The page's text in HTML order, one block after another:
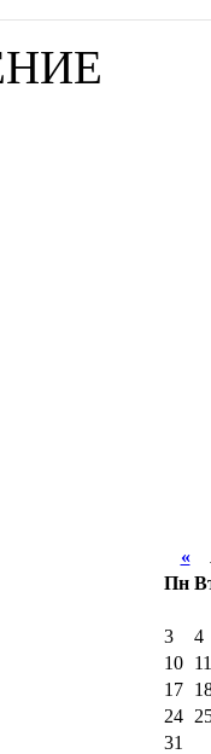
«
Пн
3
4
10
11
17
24
31